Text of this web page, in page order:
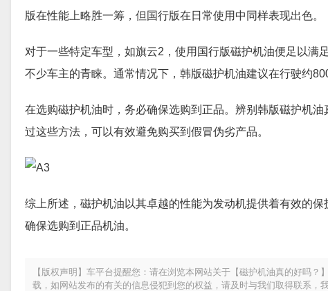
版在性能上略胜一筹，但国行版在日常使用中同样表现出色。
对于一些特定车型，如旗云2，使用国行版磁护机油便足以满
不少车主的青睐。通常情况下，韩版磁护机油建议在行驶约
在选购磁护机油时，务必确保选购到正品。辨别韩版磁护机
过这些方法，可以有效避免购买到假冒伪劣产品。
综上所述，磁护机油以其卓越的性能为发动机提供着有效的
确保选购到正品机油。
【版权声明】车平台提醒您：请在浏览本网站关于【磁护机油真的好吗
载，如网站发布的有关的信息侵犯到您的权益，请及时与我们取得联系，